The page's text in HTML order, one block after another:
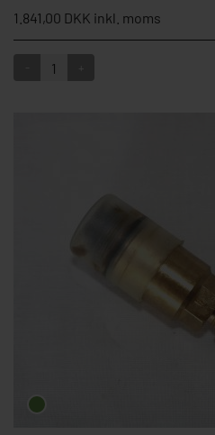
1.841,00 DKK inkl. moms